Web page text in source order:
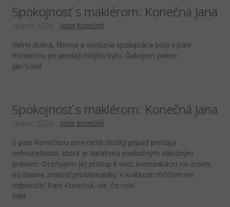
Spokojnosť s maklérom: Konečná Jana
Jana Konečná
marec 2026
Veľmi dobrá, férová a seriózna spolupráca bola s pani
Konečnou pri predaji môjho bytu. Ďakujem pekne.
Ján Soviš
Spokojnosť s maklérom: Konečná Jana
Jana Konečná
marec 2026
S pani Konečnou sme riešili zložitý prípad predaja
nehnuteľnosti, ktorá je zaťažená exekučným záložným
právom. Oceňujem jej prístup k veci, komunikáciu na úrovni,
no hlavne znalosť problematiky. V krátkosti môžem len
odporučiť. Pani Konečná, vie, čo robí.
MM